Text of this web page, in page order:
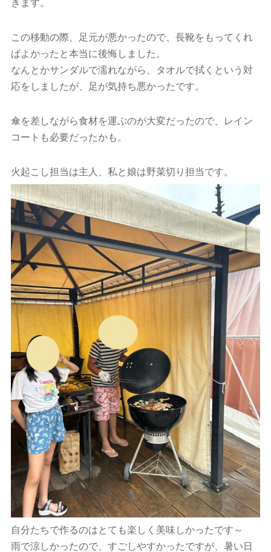
きます。
この移動の際、足元が悪かったので、長靴をもってくれ
ばよかったと本当に後悔しました。
なんとかサンダルで濡れながら、タオルで拭くという対
応をしましたが、足が気持ち悪かったです。
傘を差しながら食材を運ぶのが大変だったので、レイン
コートも必要だったかも。
火起こし担当は主人、私と娘は野菜切り担当です。
自分たちで作るのはとても楽しく美味しかったです～
雨で涼しかったので、すごしやすかったですが、暑い日